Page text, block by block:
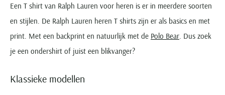
Een T shirt van Ralph Lauren voor heren is er in meerdere soorten
en stijlen. De Ralph Lauren heren T shirts zijn er als basics en met
print. Met een backprint en natuurlijk met de Polo Bear . Dus zoek
je een ondershirt of juist een blikvanger?
Klassieke modellen